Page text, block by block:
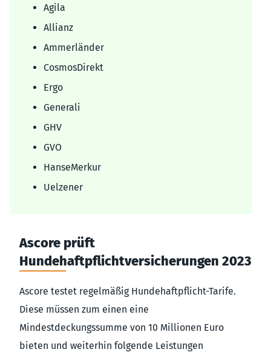
Agila
Allianz
Ammerländer
CosmosDirekt
Ergo
Generali
GHV
GVO
HanseMerkur
Uelzener
Ascore prüft
Hundehaftpflichtversicherungen 2023
Ascore testet regelmäßig Hundehaftpflicht-Tarife.
Diese müssen zum einen eine
Mindestdeckungssumme von 10 Millionen Euro
bieten und weiterhin folgende Leistungen